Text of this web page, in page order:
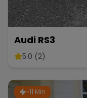
Bugatti
Audi RS3
5.0 (2)
~11 Min